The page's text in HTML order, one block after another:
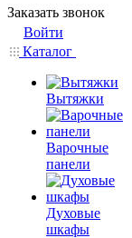
Заказать звонок
Войти
Каталог
Вытяжки
Варочные
панели
Духовые
шкафы